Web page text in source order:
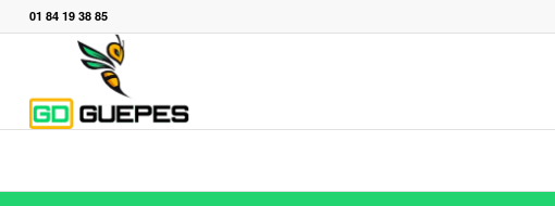
01 84 19 38 85